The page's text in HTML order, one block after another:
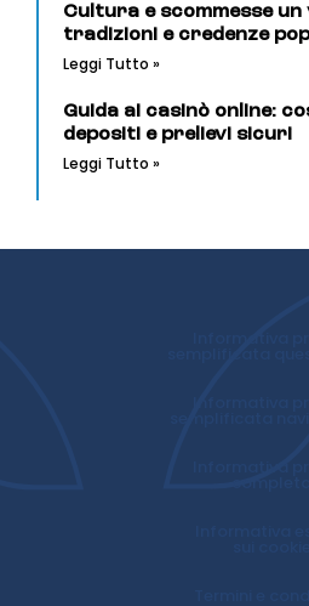
Cultura e scommesse
tradizioni e credenze
Leggi Tutto »
Guida ai casinò online:
depositi e prelievi sicuri
Leggi Tutto »